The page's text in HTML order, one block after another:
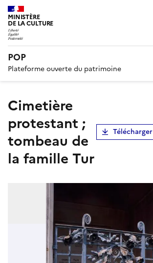
MINISTÈRE
DE LA CULTURE
POP
Plateforme ouverte du patrimoine
cimetière
protestant ;
tombeau de
la famille Tur
Télécharger